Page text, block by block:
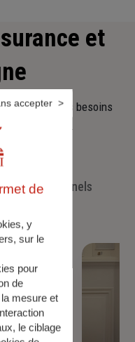
et
sécuriser vos besoins
de demain.
professionnels
de
y
sur le
pour
de
la mesure et
le ciblage
accepter